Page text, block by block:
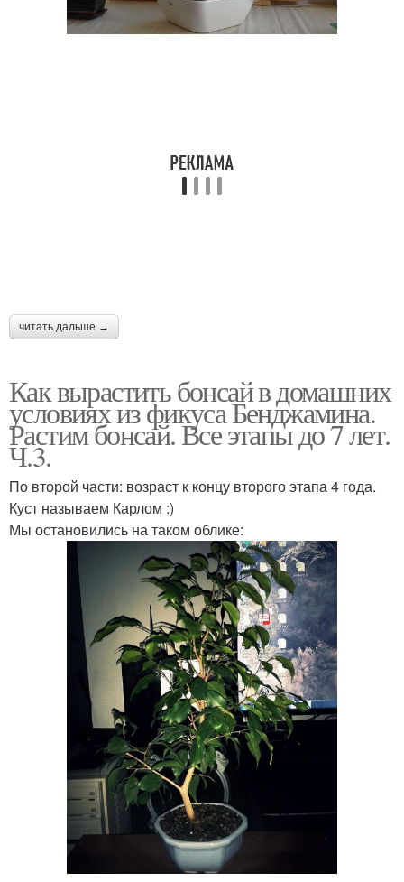
читать дальше →
Как вырастить бонсай в домашних
условиях из фикуса Бенджамина.
Растим бонсай. Все этапы до 7 лет.
Ч.3.
По второй части: возраст к концу второго этапа 4 года.
Куст называем Карлом :)
Мы остановились на таком облике: